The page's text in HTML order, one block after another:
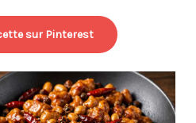
sur Pinterest